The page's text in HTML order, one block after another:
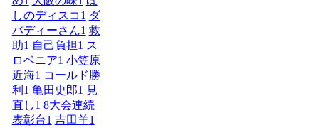
しのディスコ 1 ダ
バディーさん1 救
助1 自己負担1 ス
ロベニア1 小笠原
近海1 コールド勝
利 1 亀田史郎1 見
直し1 8大会連続
表彰台1 吉田羊1